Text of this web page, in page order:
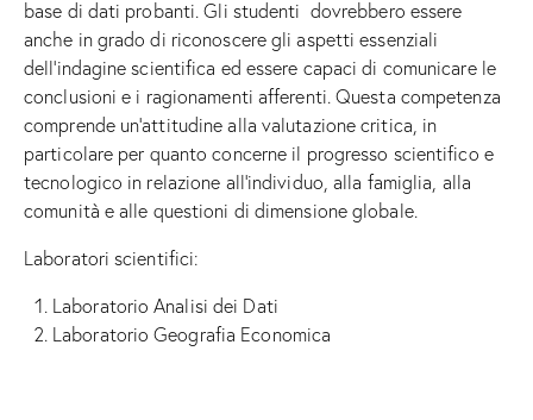
base di dati probanti. Gli studenti dovrebbero essere
anche in grado di riconoscere gli aspetti essenziali
dell’indagine scientifica ed essere capaci di comunicare le
conclusioni e i ragionamenti afferenti. Questa competenza
comprende un’attitudine alla valutazione critica, in
particolare per quanto concerne il progresso scientifico e
tecnologico in relazione all’individuo, alla famiglia, alla
comunità e alle questioni di dimensione globale.
Laboratori scientifici:
Laboratorio Analisi dei Dati
Laboratorio Geografia Economica